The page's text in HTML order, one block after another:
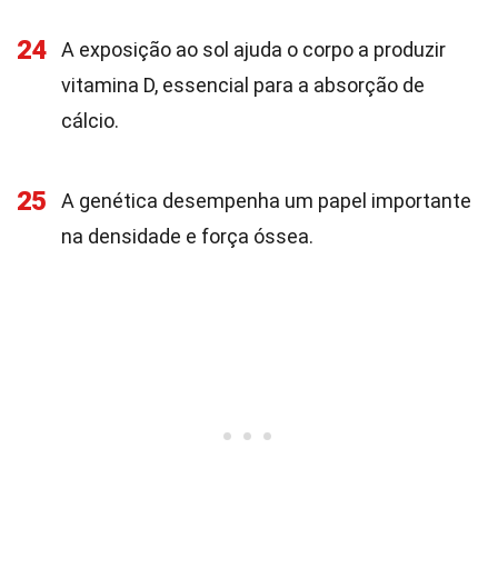
24
A exposição ao sol ajuda o corpo a produzir
vitamina D, essencial para a absorção de
cálcio.
25
A genética desempenha um papel importante
na densidade e força óssea.